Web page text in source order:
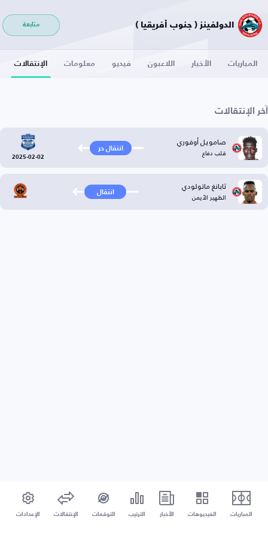
الدولفينز ( جنوب أفريقيا ) متابعة
المباريات الأخبار اللاعبون فيديو معلومات الإنتقالات
آخر الإنتقالات
صامويل أوفوري
قلب دفاع انتقال حر
2025-02-02
ثابانغ ماتولودي
الظهير الأيمن انتقال
المباريات الفيديوهات الأخبار الترتيب التوقعات الإنتقالات الإعدادات